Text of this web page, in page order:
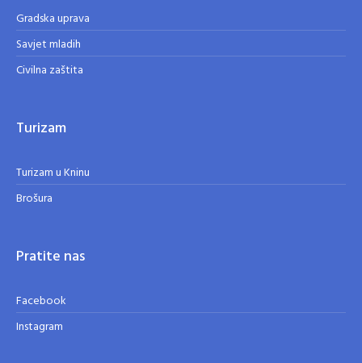
Gradska uprava
Savjet mladih
Civilna zaštita
Turizam
Turizam u Kninu
Brošura
Pratite nas
Facebook
Instagram